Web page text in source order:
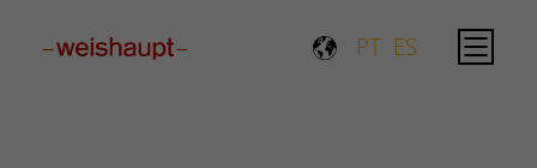
PT ES